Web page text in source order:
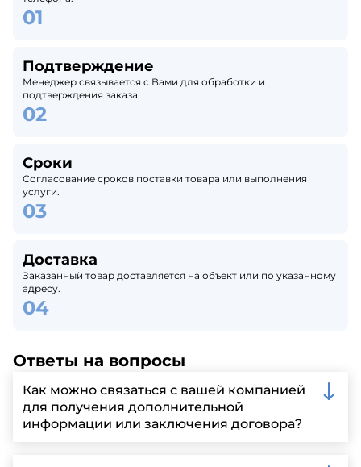
Подтверждение
Менеджер связывается с Вами для обработки и
подтверждения заказа.
Сроки
Согласование сроков поставки товара или выполнения
услуги.
Доставка
Заказанный товар доставляется на объект или по указанному
адресу.
Ответы на вопросы
Как можно связаться с вашей компанией
для получения дополнительной
информации или заключения договора?